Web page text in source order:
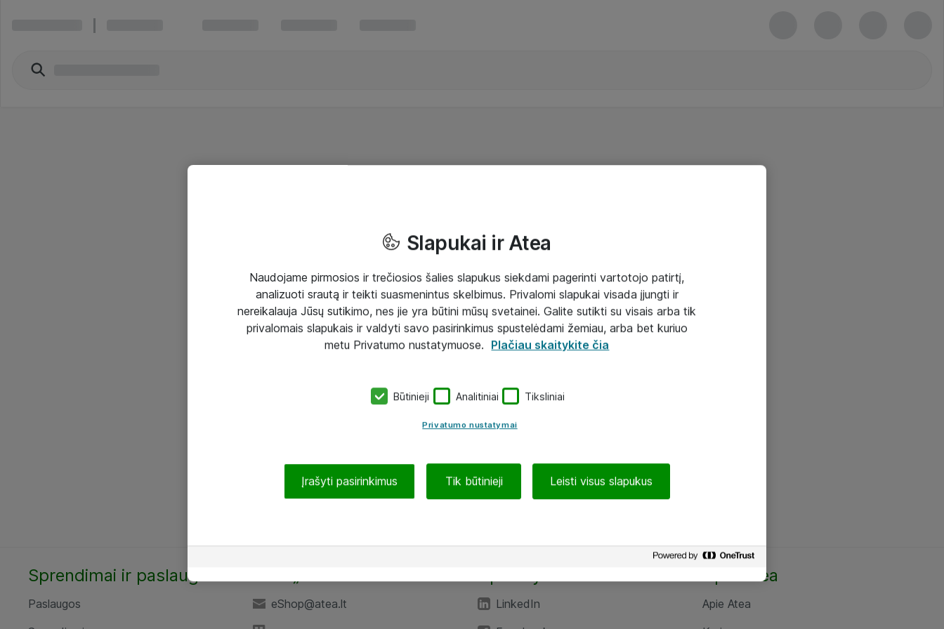
Sprendimai ir paslaugos
Paslaugos
eShop@atea.lt
LinkedIn
Apie Atea
Apie Atea
Slapukai ir Atea
Naudojame pirmosios ir trečiosios šalies slapukus siekdami pagerinti vartotojo patirtį,
analizuoti srautą ir teikti suasmenintus skelbimus. Privalomi slapukai visada įjungti ir
nereikalauja Jūsų sutikimo, nes jie yra būtini mūsų svetainei. Galite sutikti su visais arba tik
privalomais slapukais ir valdyti savo pasirinkimus spustelėdami žemiau, arba bet kuriuo
metu Privatumo nustatymuose. Plačiau skaitykite čia
Būtinieji Analitiniai Tiksliniai
Privatumo nustatymai
Įrašyti pasirinkimus Tik būtinieji Leisti visus slapukus